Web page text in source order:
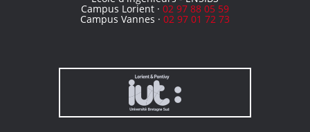
Campus Lorient · 02 97 88 05 59
Campus Vannes · 02 97 01 72 73